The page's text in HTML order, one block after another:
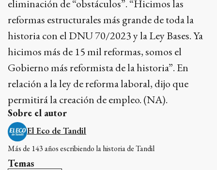
eliminación de “obstáculos”. “Hicimos las
reformas estructurales más grande de toda la
historia con el DNU 70/2023 y la Ley Bases. Ya
hicimos más de 15 mil reformas, somos el
Gobierno más reformista de la historia”. En
relación a la ley de reforma laboral, dijo que
permitirá la creación de empleo. (NA).
Sobre el autor
El Eco de Tandil
Más de 143 años escribiendo la historia de Tandil
Temas